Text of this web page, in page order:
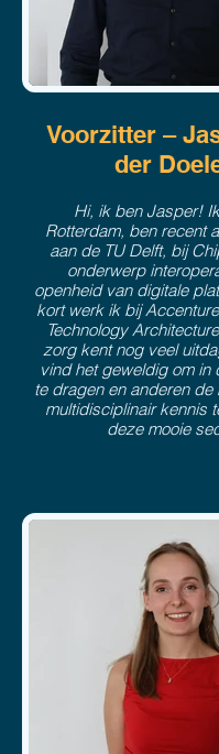
Voorzitter –
der
Hi, ik ben Jasper!
Rotterdam, ben recent
aan de TU Delft, bij
onderwerp
openheid van digitale
kort werk ik bij
Technology
zorg kent nog veel
vind het geweldig om in
te dragen en anderen de
multidisciplinair kennis
deze mooie